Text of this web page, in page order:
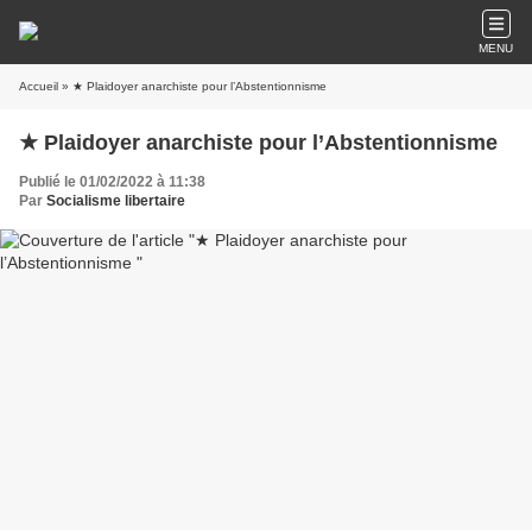
MENU
Accueil » ★ Plaidoyer anarchiste pour l’Abstentionnisme
★ Plaidoyer anarchiste pour l’Abstentionnisme
Publié le 01/02/2022 à 11:38
Par Socialisme libertaire